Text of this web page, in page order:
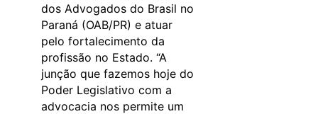
dos Advogados do Brasil no
Paraná (OAB/PR) e atuar
pelo fortalecimento da
profissão no Estado. “A
junção que fazemos hoje do
Poder Legislativo com a
advocacia nos permite um